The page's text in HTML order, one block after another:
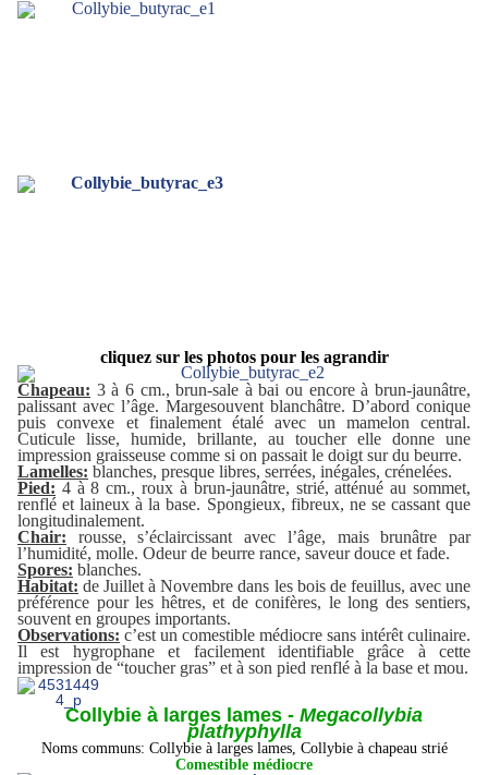
cliquez sur les photos pour les agrandir
Chapeau: 3 à 6 cm., brun-sale à bai ou encore à brun-jaunâtre,
palissant avec l’âge. Margesouvent blanchâtre. D’abord conique
puis convexe et finalement étalé avec un mamelon central.
Cuticule lisse, humide, brillante, au toucher elle donne une
impression graisseuse comme si on passait le doigt sur du beurre.
Lamelles: blanches, presque libres, serrées, inégales, crénelées.
Pied: 4 à 8 cm., roux à brun-jaunâtre, strié, atténué au sommet,
renflé et laineux à la base. Spongieux, fibreux, ne se cassant que
longitudinalement.
Chair: rousse, s’éclaircissant avec l’âge, mais brunâtre par
l’humidité, molle. Odeur de beurre rance, saveur douce et fade.
Spores: blanches.
Habitat: de Juillet à Novembre dans les bois de feuillus, avec une
préférence pour les hêtres, et de conifères, le long des sentiers,
souvent en groupes importants.
Observations: c’est un comestible médiocre sans intérêt culinaire.
Il est hygrophane et facilement identifiable grâce à cette
impression de “toucher gras” et à son pied renflé à la base et mou.
Collybie à larges lames - Megacollybia
plathyphylla
Noms communs: Collybie à larges lames, Collybie à chapeau strié
Comestible médiocre